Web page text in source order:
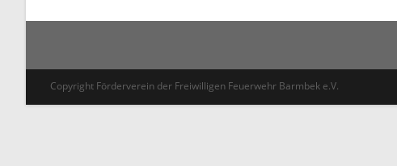
Copyright Förderverein der Freiwilligen Feuerwehr Barmbek e.V.